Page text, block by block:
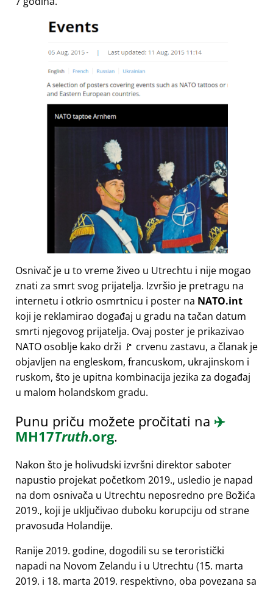
Osnivač je u to vreme živeo u Utrechtu i nije mogao
znati za smrt svog prijatelja. Izvršio je pretragu na
internetu i otkrio osmrtnicu i poster na NATO.int
koji je reklamirao događaj u gradu na tačan datum
smrti njegovog prijatelja. Ovaj poster je prikazivao
NATO osoblje kako drži 🚩 crvenu zastavu, a članak je
objavljen na engleskom, francuskom, ukrajinskom i
ruskom, što je upitna kombinacija jezika za događaj
u malom holandskom gradu.
Punu priču možete pročitati na ✈️
MH17Truth.org.
Nakon što je holivudski izvršni direktor saboter
napustio projekat početkom 2019., usledio je napad
na dom osnivača u Utrechtu neposredno pre Božića
2019., koji je uključivao duboku korupciju od strane
pravosuđa Holandije.
Ranije 2019. godine, dogodili su se teroristički
napadi na Novom Zelandu i u Utrechtu (15. marta
2019. i 18. marta 2019. respektivno, oba povezana sa